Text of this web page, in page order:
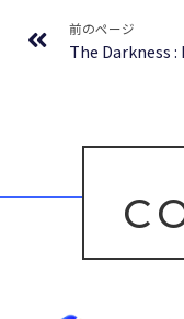
前のページ